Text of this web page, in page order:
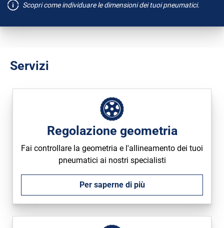
Tipo di vettura
Scopri come individuare le dimensioni dei tuoi pneumatici.
Servizi
Regolazione geometria
Fai controllare la geometria e l'allineamento dei tuoi
pneumatici ai nostri specialisti
Per saperne di più